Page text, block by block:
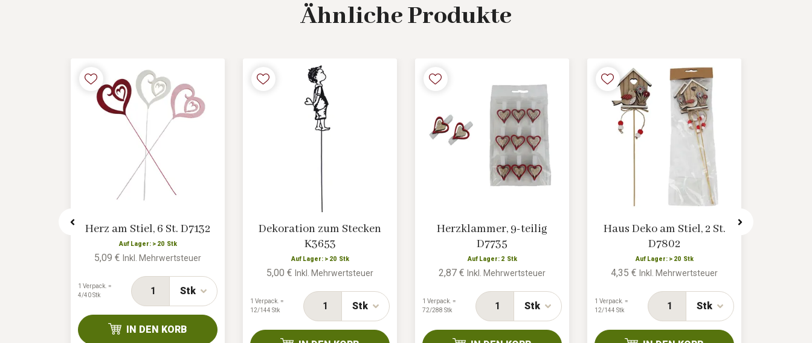
ÄhnlicheProdukte
Herz am Stiel, 6 St. D7132
Auf Lager: > 20 Stk
5,09 € Inkl. Mehrwertsteuer
Stk
1 Verpack. =
4/40 Stk
IN DEN KORB
Dekoration zum Stecken
K3653
Auf Lager: > 20 Stk
5,00 € Inkl. Mehrwertsteuer
Stk
1 Verpack. =
12/144 Stk
Herzklammer, 9-teilig
D7735
Auf Lager: 2 Stk
2,87 € Inkl. Mehrwertsteuer
Stk
1 Verpack. =
72/288 Stk
Haus Deko am Stiel, 2 St.
D7802
Auf Lager: > 20 Stk
4,35 € Inkl. Mehrwertsteuer
Stk
1 Verpack. =
12/144 Stk